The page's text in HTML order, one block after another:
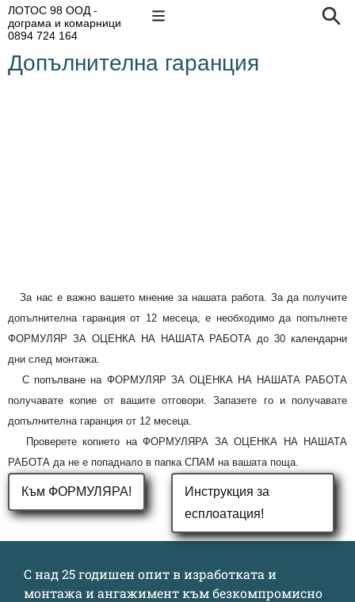
ЛОТОС 98 ООД -
дограма и комарници
0894 724 164
Допълнителна гаранция
За нас е важно вашето мнение за нашата работа. За да получите
допълнителна гаранция от 12 месеца, е необходимо да попълнете
ФОРМУЛЯР ЗА ОЦЕНКА НА НАШАТА РАБОТА до 30 календарни
дни след монтажа.
С попълване на ФОРМУЛЯР ЗА ОЦЕНКА НА НАШАТА РАБОТА
получавате копие от вашите отговори. Запазете го и получавате
допълнителна гаранция от 12 месеца.
Проверете копието на ФОРМУЛЯРА ЗА ОЦЕНКА НА НАШАТА
РАБОТА да не е попаднало в папка СПАМ на вашата поща.
Към ФОРМУЛЯРА!
Инструкция за
есплоатация!
С над 25 годишен опит в изработката и
монтажа и ангажимент към безкомпромисно